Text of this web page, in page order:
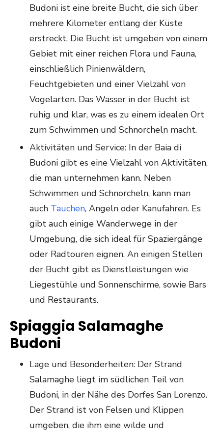
Budoni ist eine breite Bucht, die sich über
mehrere Kilometer entlang der Küste
erstreckt. Die Bucht ist umgeben von einem
Gebiet mit einer reichen Flora und Fauna,
einschließlich Pinienwäldern,
Feuchtgebieten und einer Vielzahl von
Vogelarten. Das Wasser in der Bucht ist
ruhig und klar, was es zu einem idealen Ort
zum Schwimmen und Schnorcheln macht.
Aktivitäten und Service: In der Baia di
Budoni gibt es eine Vielzahl von Aktivitäten,
die man unternehmen kann. Neben
Schwimmen und Schnorcheln, kann man
auch Tauchen, Angeln oder Kanufahren. Es
gibt auch einige Wanderwege in der
Umgebung, die sich ideal für Spaziergänge
oder Radtouren eignen. An einigen Stellen
der Bucht gibt es Dienstleistungen wie
Liegestühle und Sonnenschirme, sowie Bars
und Restaurants.
Spiaggia Salamaghe
Budoni
Lage und Besonderheiten: Der Strand
Salamaghe liegt im südlichen Teil von
Budoni, in der Nähe des Dorfes San Lorenzo.
Der Strand ist von Felsen und Klippen
umgeben, die ihm eine wilde und